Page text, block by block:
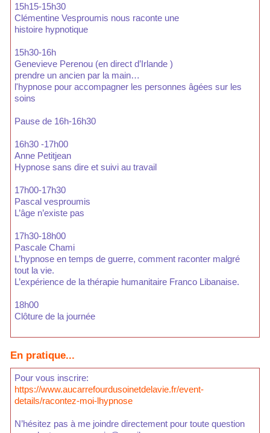
15h15-15h30
Clémentine Vesproumis nous raconte une
histoire hypnotique
15h30-16h
Genevieve Perenou (en direct d’Irlande )
prendre un ancien par la main…
l'hypnose pour accompagner les personnes âgées sur les
soins
Pause de 16h-16h30
16h30 -17h00
Anne Petitjean
Hypnose sans dire et suivi au travail
17h00-17h30
Pascal vesproumis
L’âge n’existe pas
17h30-18h00
Pascale Chami
L’hypnose en temps de guerre, comment raconter malgré
tout la vie.
L’expérience de la thérapie humanitaire Franco Libanaise.
18h00
Clôture de la journée
En pratique...
Pour vous inscrire:
https://www.aucarrefourdusoinetdelavie.fr/event-
details/racontez-moi-lhypnose
N’hésitez pas à me joindre directement pour toute question